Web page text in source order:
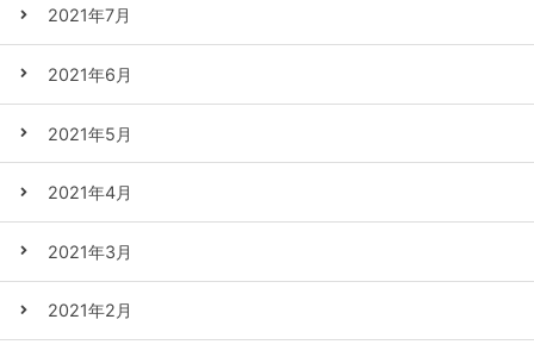
2021年7月
2021年6月
2021年5月
2021年4月
2021年3月
2021年2月